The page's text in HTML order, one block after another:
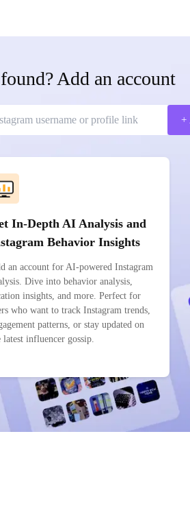
Add an account
+
In-Depth AI Analysis and
Behavior Insights
an account for AI-powered Instagram
Dive into behavior analysis,
insights, and more. Perfect for
who want to track Instagram trends,
patterns, or stay updated on
latest influencer gossip.